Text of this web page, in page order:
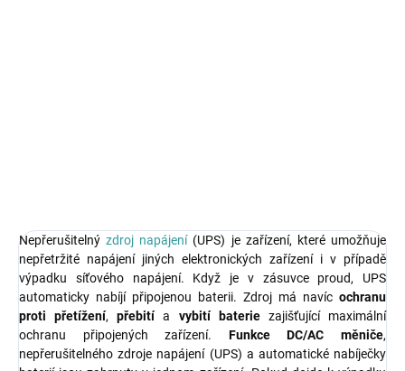
Nepřerušitelnýzdroj napájení(UPS) je zařízení, které umožňuje
nepřetržité napájení jiných elektronických zařízení i v případě
výpadku síťového napájení. Když je v zásuvce proud, UPS
automaticky nabíjí připojenou baterii. Zdroj má navíc ochranu
proti přetížení,přebitía vybití bateriezajišťující maximální
ochranu připojených zařízení. Funkce DC/AC měniče,
nepřerušitelného zdroje napájení (UPS) a automatické nabíječky